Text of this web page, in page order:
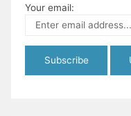
Your email: